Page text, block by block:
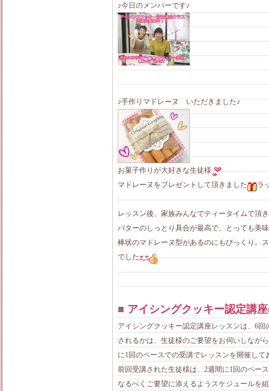
♪今日のメンバーです♪
♪手作りマドレーヌ いただきました♪
お菓子作りが大好きな生徒様
マドレーヌをプレゼントして頂きました
ラ
レッスン後、家族みんなでティータイムで頂
バターのしっとり具合が最高で、とっても美
棒状のマドレーヌ型があるのにもびっくり。
でした
■ アイシングクッキー認定講
アイシングクッキー認定講座レッスンは、6
されるかは、生徒様のご要望をお伺いしなが
に1回のペースでの受講でレッスンを開催して
前回受講された生徒様は、2週間に1回のペー
なるべくご要望に添えるようスケジュールを